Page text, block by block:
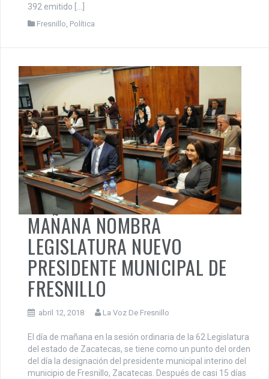
392 emitido […]
Fresnillo Política
MAÑANA NOMBRA
LEGISLATURA NUEVO
PRESIDENTE MUNICIPAL DE
FRESNILLO
abril 12, 2018 La Voz De Fresnillo
El día de mañana en la sesión ordinaria de la 62 Legislatura
del estado de Zacatecas, se tiene como un punto del orden
del día la designación del presidente municipal interino del
municipio de Fresnillo, Zacatecas. Después de casi 15 días